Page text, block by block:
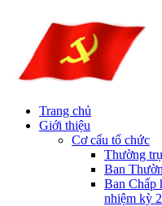
Trang chủ
Giới thiệu
Cơ cấu tổ chức
Thường
Ban
Ban Chấp
nhiệm kỳ